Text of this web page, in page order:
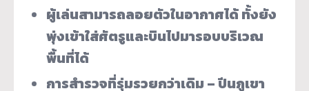
ผู้เล่นสามารถลอยตัวในอากาศได้ ทั้งยัง
พุ่งเข้าใส่ศัตรูและบินไปมารอบบริเวณ
พื้นที่ได้
การสำรวจที่รุ่มรวยกว่าเดิม – ปีนภูเขา